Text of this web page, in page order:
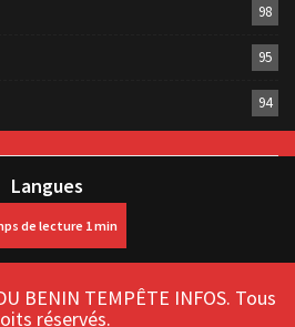
98
95
94
Langues
BENIN TEMPÊTE INFOS. Tous
réservés.